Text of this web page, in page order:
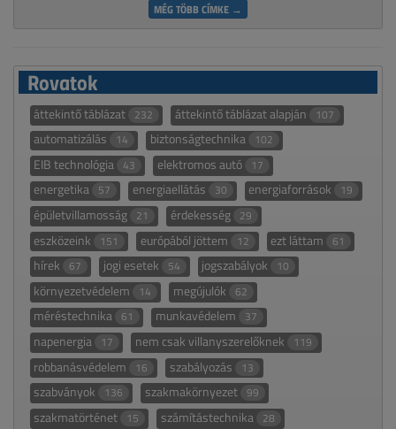
MÉG TÖBB CÍMKE →
Rovatok
áttekintő táblázat 232 áttekintő táblázat alapján 107
automatizálás 14 biztonságtechnika 102
EIB technológia 43 elektromos autó 17
energetika 57 energiaellátás 30 energiaforrások 19
épületvillamosság 21 érdekesség 29
eszközeink 151 európából jöttem 12 ezt láttam 61
hírek 67 jogi esetek 54 jogszabályok 10
környezetvédelem 14 megújulók 62
méréstechnika 61 munkavédelem 37
napenergia 17 nem csak villanyszerelőknek 119
robbanásvédelem 16 szabályozás 13
szabványok 136 szakmakörnyezet 99
szakmatörténet 15 számítástechnika 28